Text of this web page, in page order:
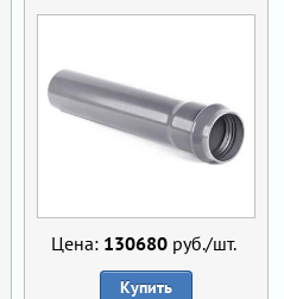
Цена: 130680руб./шт.
Купить